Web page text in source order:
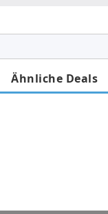
Ähnliche Deals